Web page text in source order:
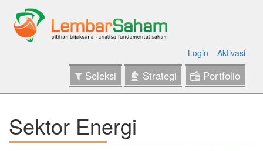
Login Aktivasi
Seleksi Strategi Portfolio
Sektor Energi